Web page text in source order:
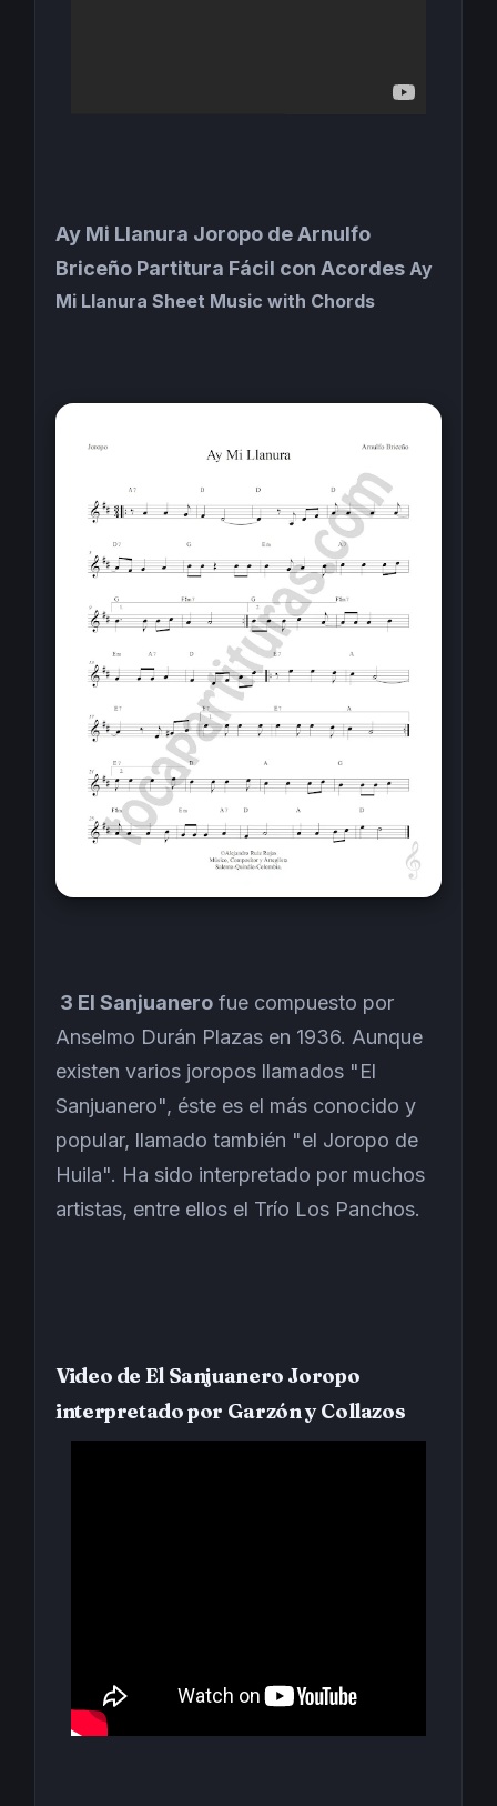
Ay Mi Llanura Joropo de Arnulfo
Briceño Partitura Fácil con Acordes Ay
Mi Llanura Sheet Music with Chords
3 El Sanjuanero fue compuesto por
Anselmo Durán Plazas en 1936. Aunque
existen varios joropos llamados "El
Sanjuanero", éste es el más conocido y
popular, llamado también "el Joropo de
Huila". Ha sido interpretado por muchos
artistas, entre ellos el Trío Los Panchos.
Video de El Sanjuanero Joropo
interpretado por Garzón y Collazos